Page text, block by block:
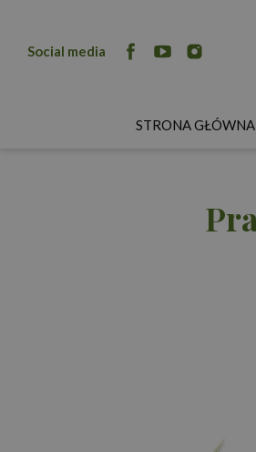
Social media
STRONA GŁÓWNA